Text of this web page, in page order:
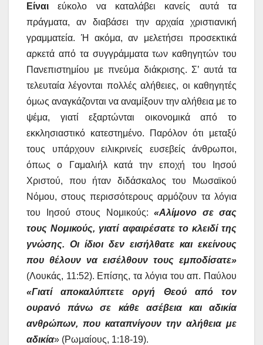
Είναι εύκολο να καταλάβει κανείς αυτά τα
πράγματα, αν διαβάσει την αρχαία χριστιανική
γραμματεία. Ή ακόμα, αν μελετήσει προσεκτικά
αρκετά από τα συγγράμματα των καθηγητών του
Πανεπιστημίου με πνεύμα διάκρισης. Σ’ αυτά τα
τελευταία λέγονται πολλές αλήθειες, οι καθηγητές
όμως αναγκάζονται να αναμίξουν την αλήθεια με το
ψέμα, γιατί εξαρτώνται οικονομικά από το
εκκλησιαστικό κατεστημένο. Παρόλον ότι μεταξύ
τους υπάρχουν ειλικρινείς ευσεβείς άνθρωποι,
όπως ο Γαμαλιήλ κατά την εποχή του Ιησού
Χριστού, που ήταν διδάσκαλος του Μωσαϊκού
Νόμου, στους περισσότερους αρμόζουν τα λόγια
του Ιησού στους Νομικούς: «Αλίμονο σε σας
τους Νομικούς, γιατί αφαιρέσατε το κλειδί της
γνώσης. Οι ίδιοι δεν εισήλθατε και εκείνους
που θέλουν να εισέλθουν τους εμποδίσατε»
(Λουκάς, 11:52). Επίσης, τα λόγια του απ. Παύλου
«Γιατί αποκαλύπτετε οργή Θεού από τον
ουρανό πάνω σε κάθε ασέβεια και αδικία
ανθρώπων, που καταπνίγουν την αλήθεια με
αδικία» (Ρωμαίους, 1:18-19).